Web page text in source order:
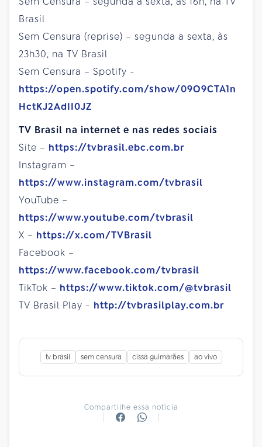
Brasil
Sem Censura (reprise) – segunda a sexta, às
23h30, na TV Brasil
Sem Censura – Spotify -
https://open.spotify.com/show/09O9CTA1n
HctKJ2AdII0JZ
TV Brasil na internet e nas redes sociais
Site – https://tvbrasil.ebc.com.br
Instagram –
https://www.instagram.com/tvbrasil
YouTube –
https://www.youtube.com/tvbrasil
X – https://x.com/TVBrasil
Facebook –
https://www.facebook.com/tvbrasil
TikTok – https://www.tiktok.com/@tvbrasil
TV Brasil Play - http://tvbrasilplay.com.br
tv brasil sem censura cissa guimarães ao vivo
Compartilhe essa notícia